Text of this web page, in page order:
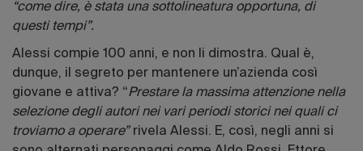
“come dire, è stata una sottolineatura opportuna, di
questi tempi”.
Alessi compie 100 anni, e non li dimostra. Qual è,
dunque, il segreto per mantenere un’azienda così
giovane e attiva? “Prestare la massima attenzione nella
selezione degli autori nei vari periodi storici nei quali ci
troviamo a operare” rivela Alessi. E, così, negli anni si